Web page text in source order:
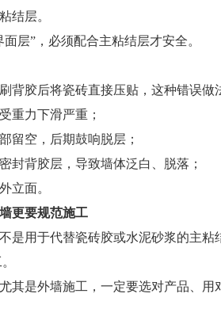
结层。
层”，必须配合主粘结层才安全。
背胶后将瓷砖直接压贴，这种错误做
重力下滑严重；
留空，后期鼓响脱层；
封背胶层，导致墙体泛白、脱落；
立面。
更要规范施工
是用于代替瓷砖胶或水泥砂浆的主
其是外墙施工，一定要选对产品、